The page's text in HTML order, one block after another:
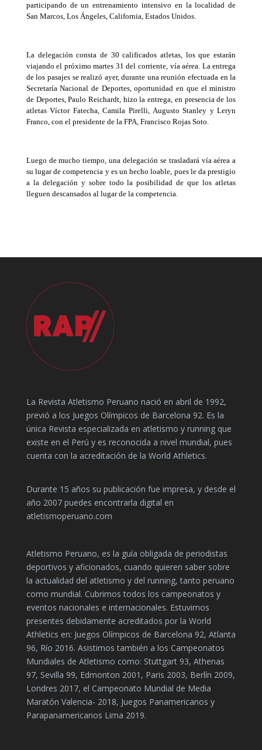
participando de un entrenamiento intensivo en la localidad de
San Marcos, Los Ángeles, California, Estados Unidos.
La delegación consta de 30 calificados atletas, los que estarán
viajando el próximo martes 31 del corriente, vía aérea. La entrega
de los pasajes se realizó ayer, durante una reunión efectuada en la
Secretaría Nacional de Deportes, oportunidad en que el ministro
de Deportes, Paulo Reichardt, hizo la entrega, en presencia de los
atletas Víctor Fatecha, Camila Pirelli, Augusto Stanley y Leryn
Franco, con el presidente de la FPA, Francisco Rojas Soto.
Luego de mucho tiempo, una delegación se trasladará vía aérea a
su lugar de competencia y es un hecho loable, pues le da prestigio
a la delegación y sobre todo la posibilidad de que los atletas
lleguen descansados al lugar de la competencia.
La Revista Atletismo Peruano nació en abril de 1992,
previó a los Juegos Olímpicos de Barcelona 92. Es la
única Revista especializada en atletismo y running que
existe en el Perú y es reconocida a nivel mundial, pues
cuenta con la acreditación de la World Athletics.
Durante 15 años su publicación fue impresa, y desde el
año 2007 puedes encontrarla digital en
atletismoperuano.com
Atletismo Peruano, es la guía obligada de periodistas
deportivos y aficionados, cuando quieren saber sobre
la actualidad del atletismo y del running, tanto peruano
como mundial. Cubrimos todos los campeonatos y
eventos nacionales e internacionales. Estuvimos
presentes debidamente acreditados por la World
Athletics en: Juegos Olímpicos de Barcelona 92, Atlanta
96, Río 2016. Asistimos también a los Campeonatos
Mundiales de Atletismo como: Stuttgart 93, Athenas
97, Sevilla 99, Edmonton 2001, Paris 2003, Berlín 2009,
Londres 2017, el Campeonato Mundial de Media
Maratón Valencia- 2018, Juegos Panamericanos y
Parapanamericanos Lima 2019.